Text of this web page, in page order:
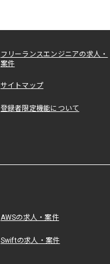
フリーランスエンジニアの求人・
案件
サイトマップ
登録者限定機能について
AWSの求人・案件
Swiftの求人・案件